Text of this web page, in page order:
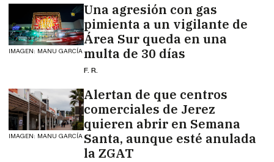
IMAGEN: MANU GARCÍA
Una agresión con gas
pimienta a un vigilante de
Área Sur queda en una
multa de 30 días
F. R.
IMAGEN: MANU GARCÍA
Alertan de que centros
comerciales de Jerez
quieren abrir en Semana
Santa, aunque esté anulada
la ZGAT